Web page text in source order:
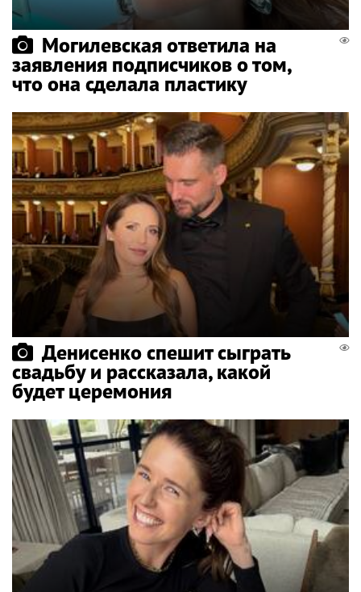
Могилевская ответила на
заявления подписчиков о том,
что она сделала пластику
Денисенко спешит сыграть
свадьбу и рассказала, какой
будет церемония